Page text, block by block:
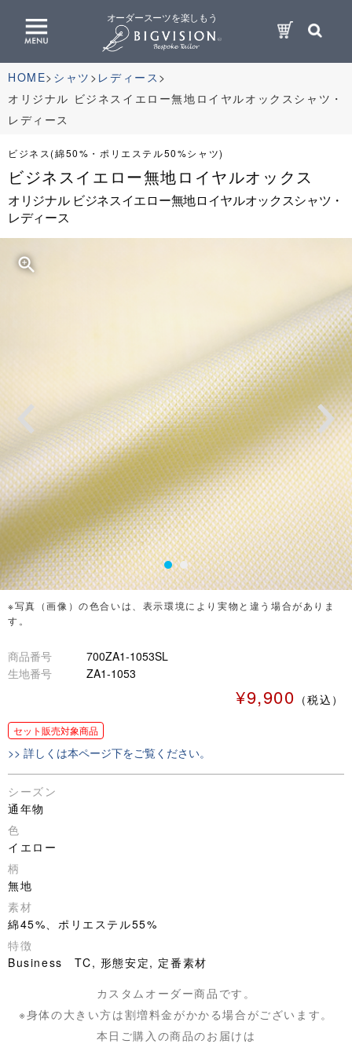
オーダースーツを楽しもう
HOME シャツ
レディース
オリジナル ビジネスイエロー無地ロイヤルオックスシャツ・
レディース
ビジネス(綿50%・ポリエステル50%シャツ)
ビジネスイエロー無地ロイヤルオックス
オリジナル ビジネスイエロー無地ロイヤルオックスシャツ・
レディース
zoom_in
※写真（画像）の色合いは、表示環境により実物と違う場合がありま
す。
商品番号
700ZA1-1053SL
生地番号
ZA1-1053
¥9,900 （税込）
セット販売対象商品
>> 詳しくは本ページ下をご覧ください。
シーズン
通年物
色
イエロー
柄
無地
素材
綿45%、ポリエステル55%
特徴
Business TC, 形態安定, 定番素材
カスタムオーダー商品です。
※身体の大きい方は割増料金がかかる場合がございます。
本日ご購入の商品のお届けは